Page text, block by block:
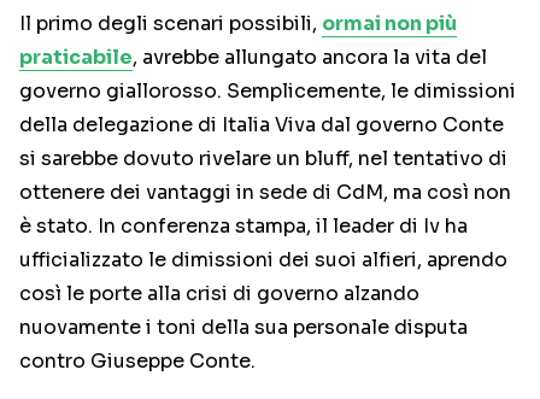
Il primo degli scenari possibili, ormai non più
praticabile, avrebbe allungato ancora la vita del
governo giallorosso. Semplicemente, le dimissioni
della delegazione di Italia Viva dal governo Conte
si sarebbe dovuto rivelare un bluff, nel tentativo di
ottenere dei vantaggi in sede di CdM, ma così non
è stato. In conferenza stampa, il leader di Iv ha
ufficializzato le dimissioni dei suoi alfieri, aprendo
così le porte alla crisi di governo alzando
nuovamente i toni della sua personale disputa
contro Giuseppe Conte.